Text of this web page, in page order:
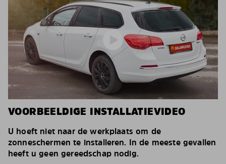
VOORBEELDIGE INSTALLATIEVIDEO
U hoeft niet naar de werkplaats om de
zonneschermen te installeren. In de meeste gevallen
heeft u geen gereedschap nodig.